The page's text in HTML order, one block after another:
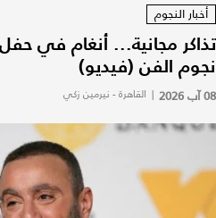
أخبار النجوم
تذاكر مجانية... أنغام
نجوم الفن (فيديو)
08 آب 2026 | القاهرة - نيرمين زكي